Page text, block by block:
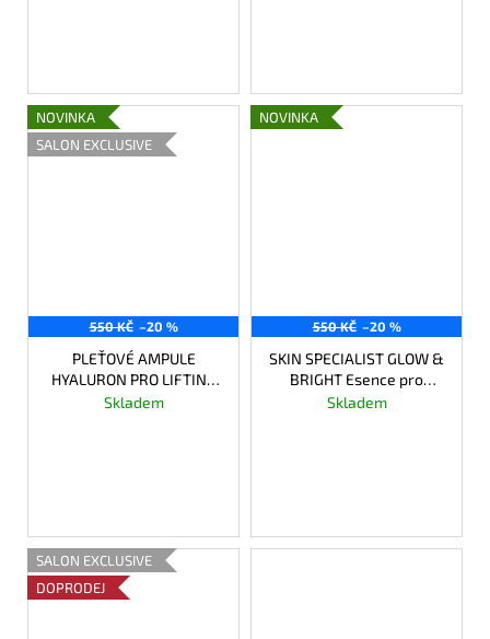
NOVINKA
SALON EXCLUSIVE
550 KČ –20 %
PLEŤOVÉ AMPULE
HYALURON PRO LIFTING
A HYDRATACI PLETI
Skladem
NOVINKA
550 KČ –20 %
SKIN SPECIALIST GLOW &
BRIGHT Esence pro
zářivou pleť a bezchybně
Skladem
SALON EXCLUSIVE
DOPRODEJ